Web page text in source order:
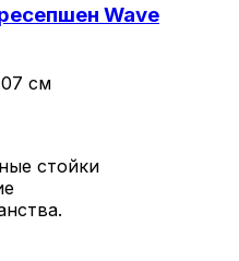
Wave
см
стойки